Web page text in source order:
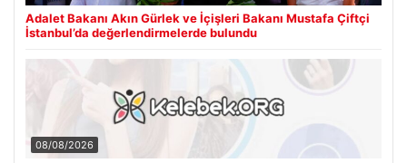
Adalet Bakanı Akın Gürlek ve İçişleri Bakanı Mustafa Çiftçi
İstanbul’da değerlendirmelerde bulundu
08/08/2026